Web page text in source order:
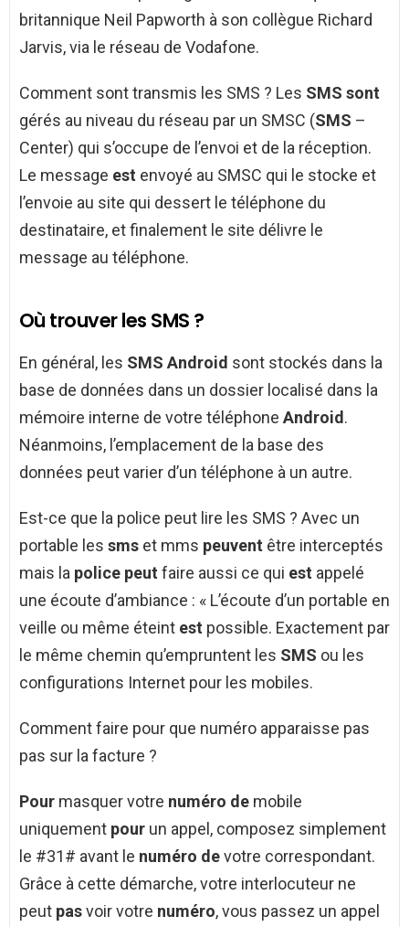
britannique Neil Papworth à son collègue Richard
Jarvis, via le réseau de Vodafone.
Comment sont transmis les SMS ? Les SMS sont
gérés au niveau du réseau par un SMSC (SMS –
Center) qui s’occupe de l’envoi et de la réception.
Le message est envoyé au SMSC qui le stocke et
l’envoie au site qui dessert le téléphone du
destinataire, et finalement le site délivre le
message au téléphone.
Où trouver les SMS ?
En général, les SMS Android sont stockés dans la
base de données dans un dossier localisé dans la
mémoire interne de votre téléphone Android.
Néanmoins, l’emplacement de la base des
données peut varier d’un téléphone à un autre.
Est-ce que la police peut lire les SMS ? Avec un
portable les sms et mms peuvent être interceptés
mais la police peut faire aussi ce qui est appelé
une écoute d’ambiance : « L’écoute d’un portable en
veille ou même éteint est possible. Exactement par
le même chemin qu’empruntent les SMS ou les
configurations Internet pour les mobiles.
Comment faire pour que numéro apparaisse pas
pas sur la facture ?
Pour masquer votre numéro de mobile
uniquement pour un appel, composez simplement
le #31# avant le numéro devotre correspondant.
Grâce à cette démarche, votre interlocuteur ne
peut pasvoir votre numéro, vous passez un appel